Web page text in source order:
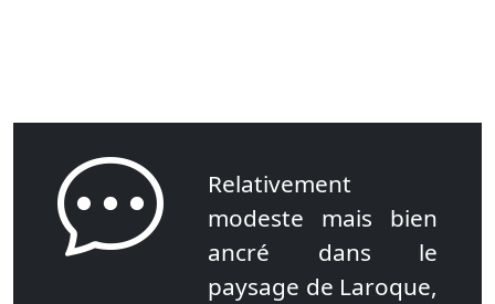
Relativement
modeste mais bien
ancré dans le
paysage de Laroque,